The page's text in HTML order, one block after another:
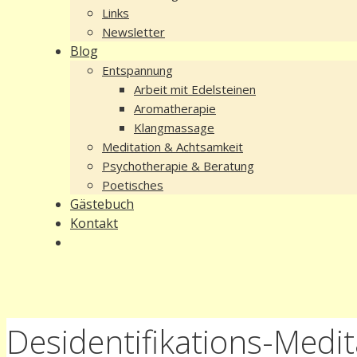
Links
Newsletter
Blog
Entspannung
Arbeit mit Edelsteinen
Aromatherapie
Klangmassage
Meditation & Achtsamkeit
Psychotherapie & Beratung
Poetisches
Gästebuch
Kontakt
Desidentifikations-